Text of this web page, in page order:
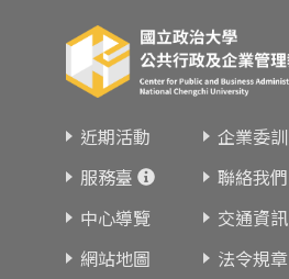
近期活動 企業委訓
服務臺
聯絡我們
中心導覽
交通資訊
網站地圖
法令規章